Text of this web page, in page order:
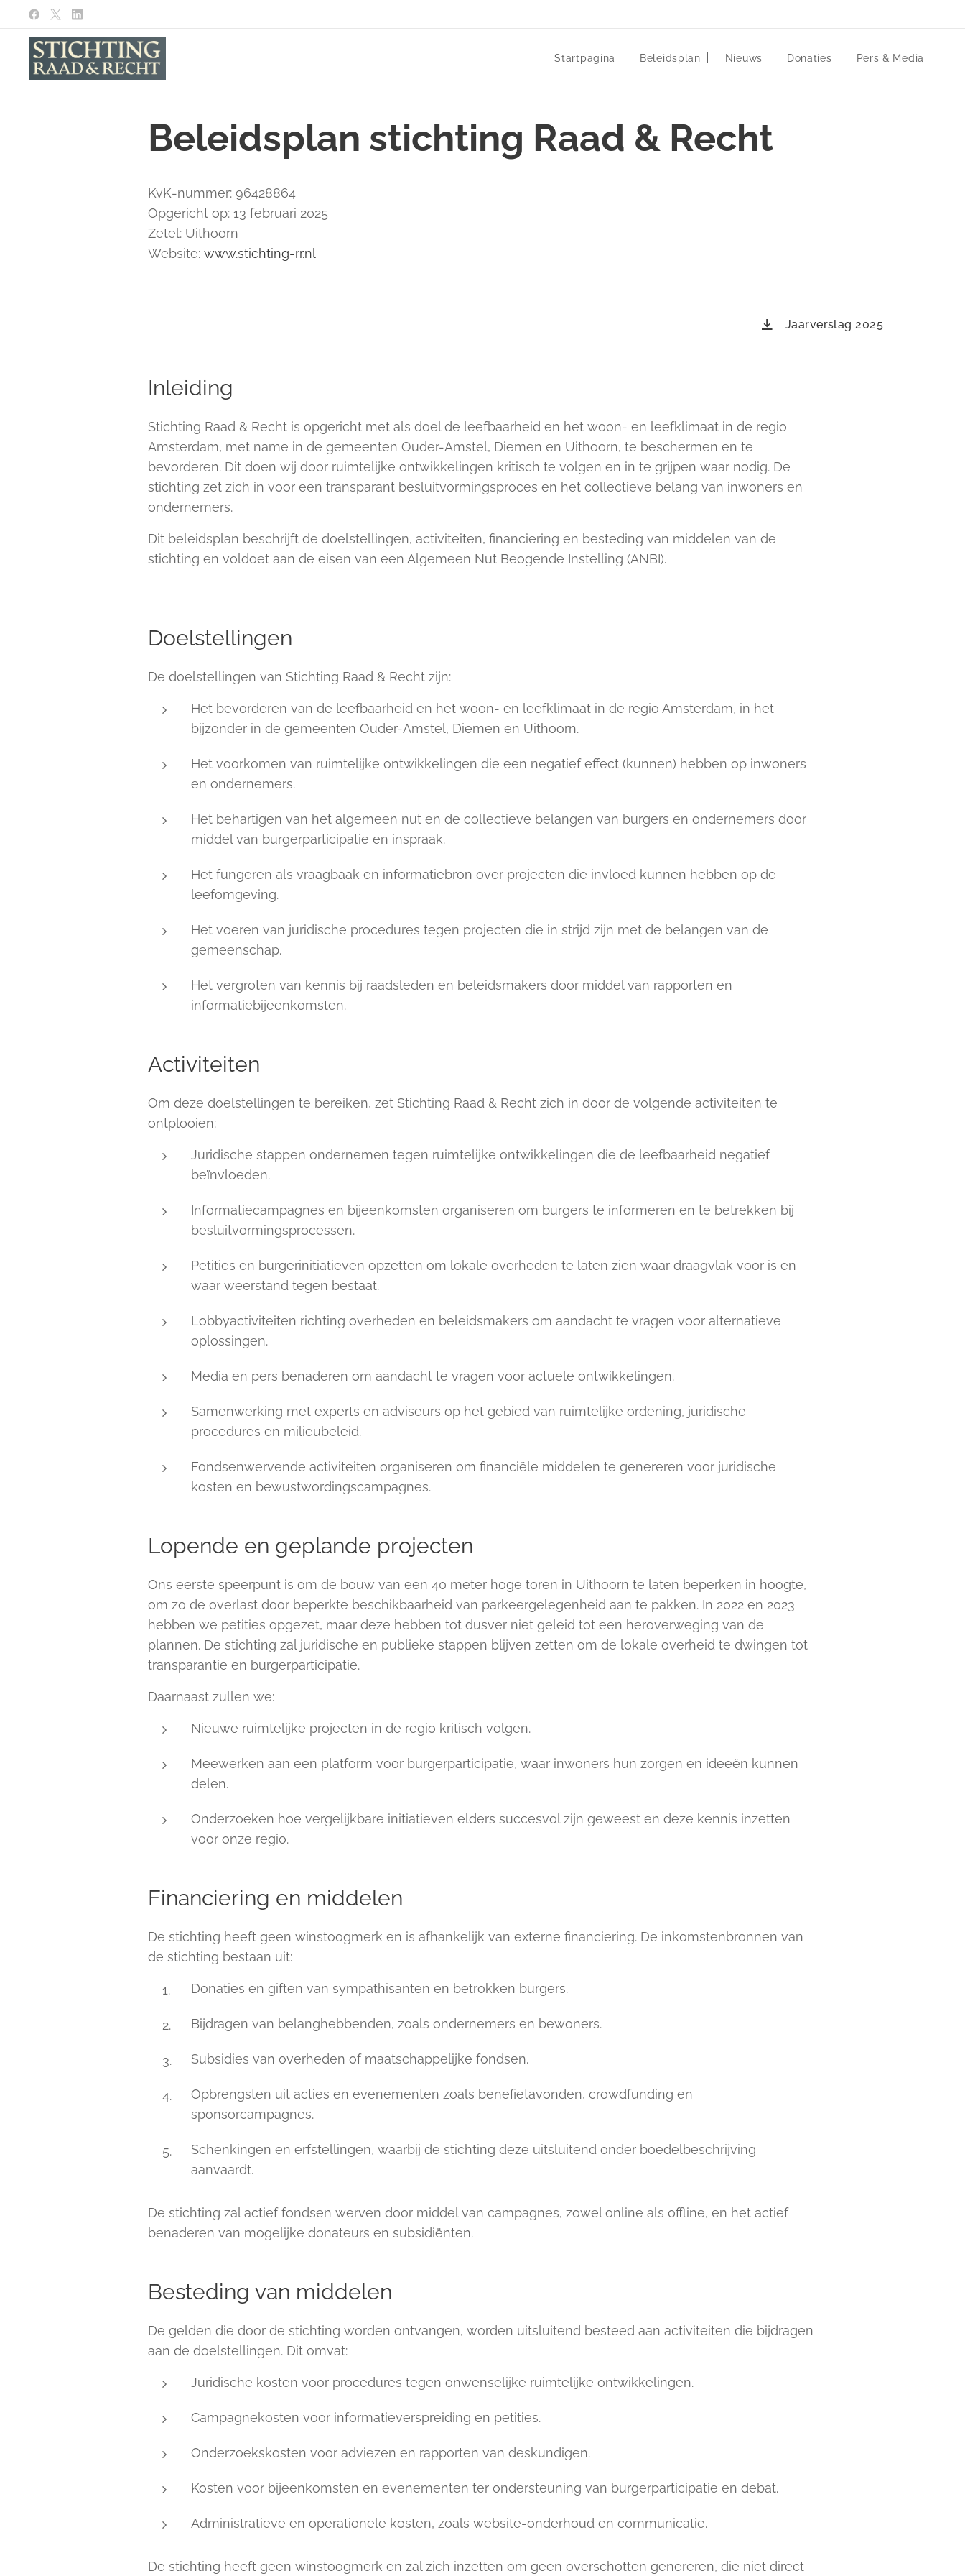
Startpagina Beleidsplan Nieuws Donaties Pers & Media
Beleidsplan stichting Raad & Recht
KvK-nummer: 96428864
Opgericht op: 13 februari 2025
Zetel: Uithoorn
Website: www.stichting-rr.nl
Jaarverslag 2025
Inleiding
Stichting Raad & Recht is opgericht met als doel de leefbaarheid en het woon- en leefklimaat in de regio
Amsterdam, met name in de gemeenten Ouder-Amstel, Diemen en Uithoorn, te beschermen en te
bevorderen. Dit doen wij door ruimtelijke ontwikkelingen kritisch te volgen en in te grijpen waar nodig. De
stichting zet zich in voor een transparant besluitvormingsproces en het collectieve belang van inwoners en
ondernemers.
Dit beleidsplan beschrijft de doelstellingen, activiteiten, financiering en besteding van middelen van de
stichting en voldoet aan de eisen van een Algemeen Nut Beogende Instelling (ANBI).
Doelstellingen
De doelstellingen van Stichting Raad & Recht zijn:
Het bevorderen van de leefbaarheid en het woon- en leefklimaat in de regio Amsterdam, in het
bijzonder in de gemeenten Ouder-Amstel, Diemen en Uithoorn.
Het voorkomen van ruimtelijke ontwikkelingen die een negatief effect (kunnen) hebben op inwoners
en ondernemers.
Het behartigen van het algemeen nut en de collectieve belangen van burgers en ondernemers door
middel van burgerparticipatie en inspraak.
Het fungeren als vraagbaak en informatiebron over projecten die invloed kunnen hebben op de
leefomgeving.
Het voeren van juridische procedures tegen projecten die in strijd zijn met de belangen van de
gemeenschap.
Het vergroten van kennis bij raadsleden en beleidsmakers door middel van rapporten en
informatiebijeenkomsten.
Activiteiten
Om deze doelstellingen te bereiken, zet Stichting Raad & Recht zich in door de volgende activiteiten te
ontplooien:
Juridische stappen ondernemen tegen ruimtelijke ontwikkelingen die de leefbaarheid negatief
beïnvloeden.
Informatiecampagnes en bijeenkomsten organiseren om burgers te informeren en te betrekken bij
besluitvormingsprocessen.
Petities en burgerinitiatieven opzetten om lokale overheden te laten zien waar draagvlak voor is en
waar weerstand tegen bestaat.
Lobbyactiviteiten richting overheden en beleidsmakers om aandacht te vragen voor alternatieve
oplossingen.
Media en pers benaderen om aandacht te vragen voor actuele ontwikkelingen.
Samenwerking met experts en adviseurs op het gebied van ruimtelijke ordening, juridische
procedures en milieubeleid.
Fondsenwervende activiteiten organiseren om financiële middelen te genereren voor juridische
kosten en bewustwordingscampagnes.
Lopende en geplande projecten
Ons eerste speerpunt is om de bouw van een 40 meter hoge toren in Uithoorn te laten beperken in hoogte,
om zo de overlast door beperkte beschikbaarheid van parkeergelegenheid aan te pakken. In 2022 en 2023
hebben we petities opgezet, maar deze hebben tot dusver niet geleid tot een heroverweging van de
plannen. De stichting zal juridische en publieke stappen blijven zetten om de lokale overheid te dwingen tot
transparantie en burgerparticipatie.
Daarnaast zullen we:
Nieuwe ruimtelijke projecten in de regio kritisch volgen.
Meewerken aan een platform voor burgerparticipatie, waar inwoners hun zorgen en ideeën kunnen
delen.
Onderzoeken hoe vergelijkbare initiatieven elders succesvol zijn geweest en deze kennis inzetten
voor onze regio.
Financiering en middelen
De stichting heeft geen winstoogmerk en is afhankelijk van externe financiering. De inkomstenbronnen van
de stichting bestaan uit:
Donaties en giften van sympathisanten en betrokken burgers.
Bijdragen van belanghebbenden, zoals ondernemers en bewoners.
Subsidies van overheden of maatschappelijke fondsen.
Opbrengsten uit acties en evenementen zoals benefietavonden, crowdfunding en
sponsorcampagnes.
Schenkingen en erfstellingen, waarbij de stichting deze uitsluitend onder boedelbeschrijving
aanvaardt.
De stichting zal actief fondsen werven door middel van campagnes, zowel online als offline, en het actief
benaderen van mogelijke donateurs en subsidiënten.
Besteding van middelen
De gelden die door de stichting worden ontvangen, worden uitsluitend besteed aan activiteiten die bijdragen
aan de doelstellingen. Dit omvat:
Juridische kosten voor procedures tegen onwenselijke ruimtelijke ontwikkelingen.
Campagnekosten voor informatieverspreiding en petities.
Onderzoekskosten voor adviezen en rapporten van deskundigen.
Kosten voor bijeenkomsten en evenementen ter ondersteuning van burgerparticipatie en debat.
Administratieve en operationele kosten, zoals website-onderhoud en communicatie.
De stichting heeft geen winstoogmerk en zal zich inzetten om geen overschotten genereren, die niet direct